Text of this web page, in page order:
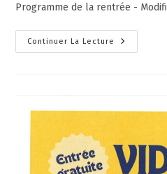
Programme de la rentrée -
Continuer La Lecture